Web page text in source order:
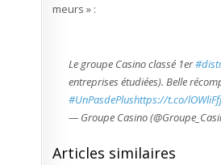
meurs » :
Le groupe Casino classé 1er
entreprises étudiées). Belle
#UnPasdePlushttps://t.co/
— Groupe Casino
Articles similaires